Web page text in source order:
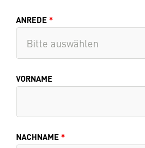
ANREDE *
VORNAME
NACHNAME *